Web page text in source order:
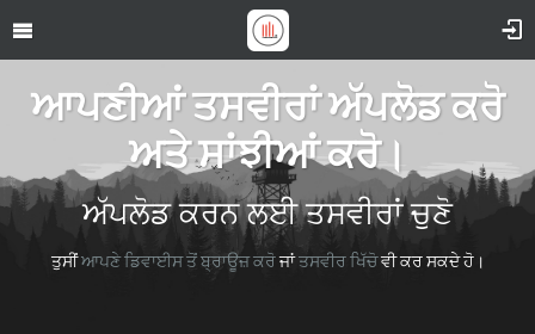
ਆਪਣੀਆਂ ਤਸਵੀਰਾਂ ਅੱਪਲੋਡ ਕਰੋ
ਅਤੇ ਸਾਂਝੀਆਂ ਕਰੋ।
ਅੱਪਲੋਡ ਕਰਨ ਲਈ ਤਸਵੀਰਾਂ ਚੁਣੋ
ਤੁਸੀਂਆਪਣੇ ਡਿਵਾਈਸ ਤੋਂ ਬ੍ਰਾਊਜ਼ ਕਰੋਜਾਂਤਸਵੀਰ ਖਿੱਚੋਵੀ ਕਰ ਸਕਦੇ ਹੋ।